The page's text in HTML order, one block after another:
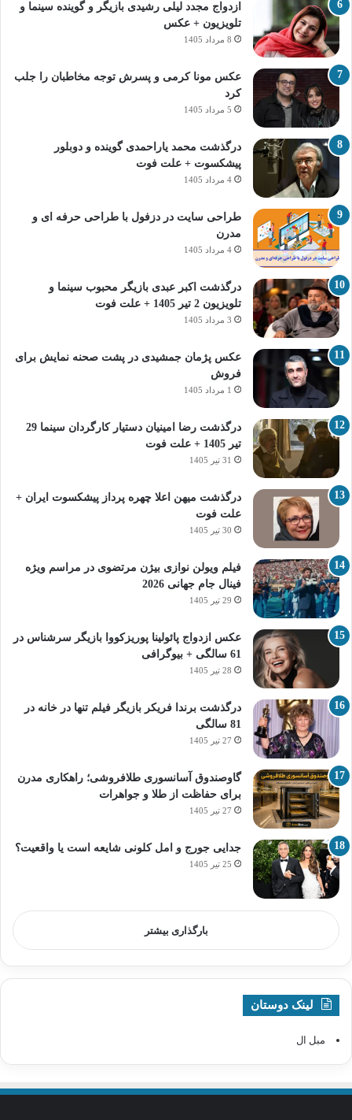
ازدواج مجدد لیلی رشیدی بازیگر و گوینده سینما و
تلویزیون + عکس
8 مرداد 1405
عکس مونا کرمی و پسرش توجه مخاطبان را جلب
کرد
5 مرداد 1405
درگذشت محمد یاراحمدی گوینده و دوبلور
پیشکسوت + علت فوت
4 مرداد 1405
طراحی سایت در دزفول با طراحی حرفه‌ ای و
مدرن
4 مرداد 1405
درگذشت اکبر عبدی بازیگر محبوب سینما و
تلویزیون 2 تیر 1405 + علت فوت
3 مرداد 1405
عکس پژمان جمشیدی در پشت صحنه نمایش برای
فروش
1 مرداد 1405
درگذشت رضا امینیان دستیار کارگردان سینما 29
تیر 1405 + علت فوت
31 تیر 1405
درگذشت میهن اعلا چهره پرداز پیشکسوت ایران +
علت فوت
30 تیر 1405
فیلم ویولن نوازی بیژن مرتضوی در مراسم ویژه
فینال جام جهانی 2026
29 تیر 1405
عکس ازدواج پائولینا پوریزکووا بازیگر سرشناس در
61 سالگی + بیوگرافی
28 تیر 1405
درگذشت برندا فریکر بازیگر فیلم تنها در خانه در
81 سالگی
27 تیر 1405
گاوصندوق آسانسوری طلافروشی؛ راهکاری مدرن
برای حفاظت از طلا و جواهرات
27 تیر 1405
جدایی جورج و امل کلونی شایعه است یا واقعیت؟
25 تیر 1405
بارگذاری بیشتر
لینک دوستان
مبل ال